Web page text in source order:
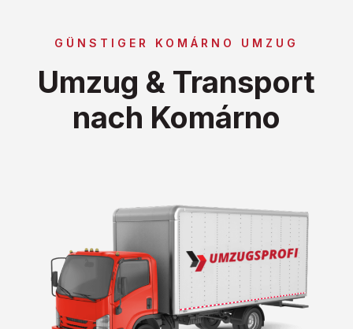
GÜNSTIGER KOMÁRNO UMZUG
Umzug & Transport
nach Komárno